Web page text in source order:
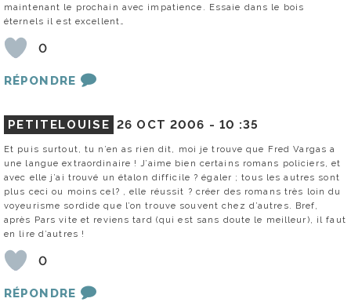
maintenant le prochain avec impatience. Essaie dans le bois
éternels il est excellent…
0
RÉPONDRE
PETITELOUISE 26 OCT 2006 - 10 :35
Et puis surtout, tu n’en as rien dit, moi je trouve que Fred Vargas a
une langue extraordinaire ! J’aime bien certains romans policiers, et
avec elle j’ai trouvé un étalon difficile ? égaler ; tous les autres sont
plus ceci ou moins cel? , elle réussit ? créer des romans très loin du
voyeurisme sordide que l’on trouve souvent chez d’autres. Bref,
après Pars vite et reviens tard (qui est sans doute le meilleur), il faut
en lire d’autres !
0
RÉPONDRE